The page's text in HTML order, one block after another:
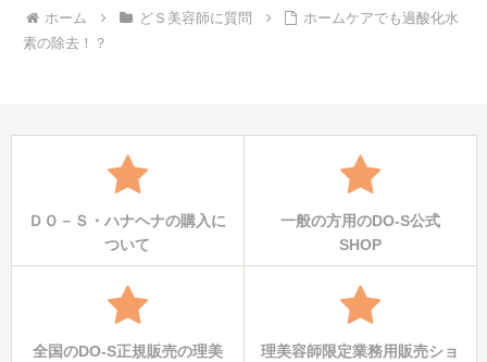
ホーム どＳ美容師に質問
ホームケアでも過酸化水
素の除去！？
ＤＯ－Ｓ・ハナヘナの購入に
ついて
一般の方用のDO-S公式
SHOP
全国のDO-S正規販売の理美
理美容師限定業務用販売ショ